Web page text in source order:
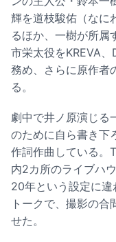
輝を道枝駿佑（なに
るほか、一樹が所
市栄太役をKREVA
務め、さらに原作者
る。
劇中で井ノ原演じる
のために自ら書き下
作詞作曲している。
内2カ所のライブハ
20年という設定に
トークで、撮影の
せた。